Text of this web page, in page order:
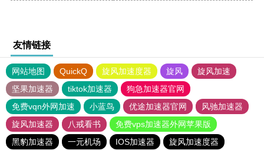
友情链接
网站地图 QuickQ 旋风加速度器 旋风
旋风加速
坚果加速器
tiktok加速器
狗急加速器官网
免费vqn外网加速
小蓝鸟 优途加速器官网
风驰加速器
旋风加速器
八戒看书
免费vps加速器外网苹果版
黑豹加速器
一元机场 IOS加速器 旋风加速度器